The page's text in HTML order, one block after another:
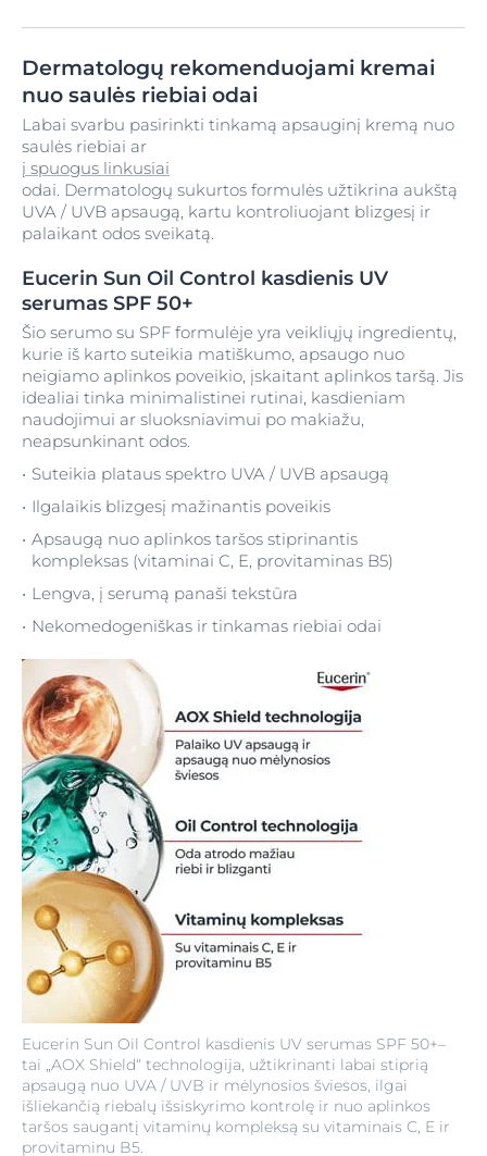
Dermatologų rekomenduojami kremai
nuo saulės riebiai odai
Labai svarbu pasirinkti tinkamą apsauginį kremą nuo
saulės riebiai ar
į spuogus linkusiai
odai. Dermatologų sukurtos formulės užtikrina aukštą
UVA / UVB apsaugą, kartu kontroliuojant blizgesį ir
palaikant odos sveikatą.
Eucerin Sun Oil Control kasdienis UV
serumas SPF 50+
Eucerin Sun Oil Control kasdienis UV serumas SPF 50+–
tai „AOX Shield“ technologija, užtikrinanti labai stiprią
apsaugą nuo UVA / UVB ir mėlynosios šviesos, ilgai
išliekančią riebalų išsiskyrimo kontrolę ir nuo aplinkos
taršos saugantį vitaminų kompleksą su vitaminais C, E ir
provitaminu B5.
Šio serumo su SPF formulėje yra veikliųjų ingredientų,
kurie iš karto suteikia matiškumo, apsaugo nuo
neigiamo aplinkos poveikio, įskaitant aplinkos taršą. Jis
idealiai tinka minimalistinei rutinai, kasdieniam
naudojimui ar sluoksniavimui po makiažu,
neapsunkinant odos.
Suteikia plataus spektro UVA / UVB apsaugą
Ilgalaikis blizgesį mažinantis poveikis
Apsaugą nuo aplinkos taršos stiprinantis
kompleksas (vitaminai C, E, provitaminas B5)
Lengva, į serumą panaši tekstūra
Nekomedogeniškas ir tinkamas riebiai odai